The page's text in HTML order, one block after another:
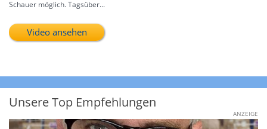
Schauer möglich. Tagsüber...
Video ansehen
Unsere Top Empfehlungen
ANZEIGE